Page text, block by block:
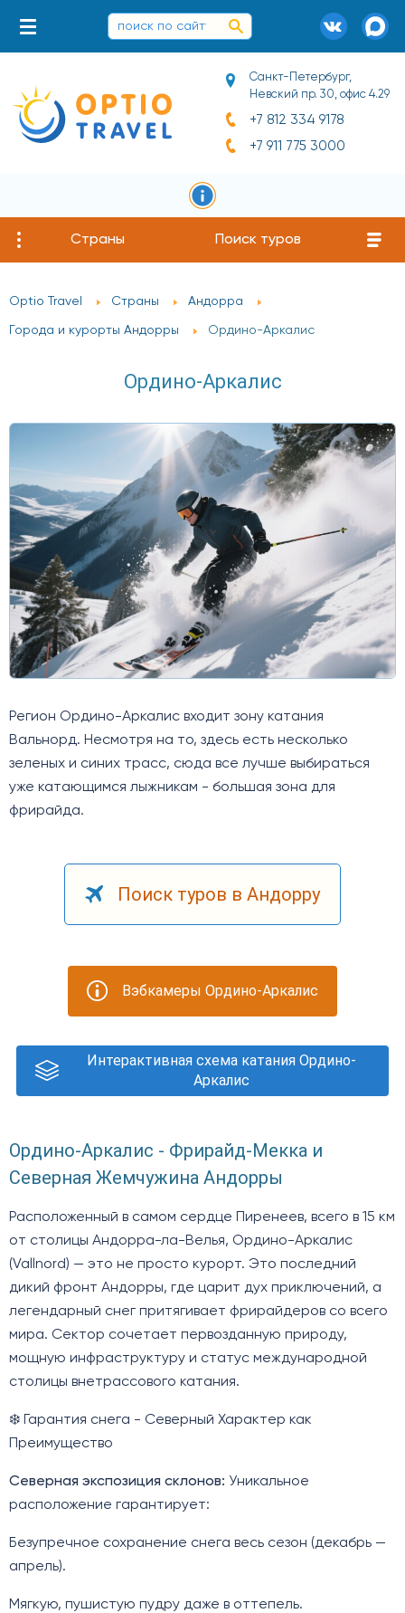
Санкт-Петербург,
Невский пр. 30, офис 4.29
+7 812 334 9178
+7 911 775 3000
Страны Поиск туров
Optio Travel Страны Андорра
Города и курорты Андорры Ордино-Аркалис
Ордино-Аркалис
Регион Ордино-Аркалис входит зону катания
Вальнорд. Несмотря на то, здесь есть несколько
зеленых и синих трасс, сюда все лучше выбираться
уже катающимся лыжникам - большая зона для
фрирайда.
Поиск туров в Андорру
Вэбкамеры Ордино-Аркалис
Интерактивная схема катания Ордино-
Аркалис
Ордино-Аркалис - Фрирайд-Мекка и
Северная Жемчужина Андорры
Расположенный в самом сердце Пиренеев, всего в 15 км
от столицы Андорра-ла-Велья, Ордино-Аркалис
(Vallnord) — это не просто курорт. Это последний
дикий фронт Андорры, где царит дух приключений, а
легендарный снег притягивает фрирайдеров со всего
мира. Сектор сочетает первозданную природу,
мощную инфраструктуру и статус международной
столицы внетрассового катания.
❄️ Гарантия снега - Северный Характер как
Преимущество
Северная экспозиция склонов: Уникальное
расположение гарантирует:
Безупречное сохранение снега весь сезон (декабрь —
апрель).
Мягкую, пушистую пудру даже в оттепель.